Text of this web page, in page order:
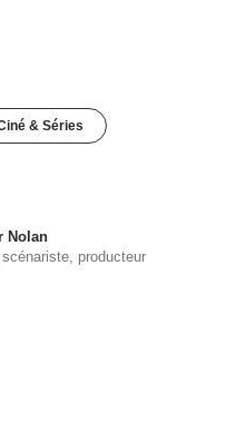
& Séries
Nolan
scénariste, producteur